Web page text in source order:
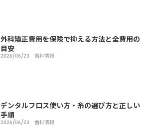
外科矯正費用を保険で抑える方法と全費用の
目安
2026/06/23 歯科情報
デンタルフロス使い方・糸の選び方と正しい
手順
2026/06/23 歯科情報